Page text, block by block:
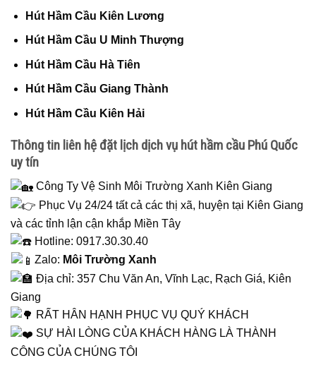
Hút Hầm Cầu Kiên Lương
Hút Hầm Cầu U Minh Thượng
Hút Hầm Cầu Hà Tiên
Hút Hầm Cầu Giang Thành
Hút Hầm Cầu Kiên Hải
Thông tin liên hệ đặt lịch dịch vụ hút hầm cầu Phú Quốc
uy tín
Công Ty Vệ Sinh Môi Trường Xanh Kiên Giang
Phục Vụ 24/24 tất cả các thị xã, huyện tại Kiên Giang
và các tỉnh lận cận khắp Miền Tây
Hotline: 0917.30.30.40
Zalo: Môi Trường Xanh
Địa chỉ: 357 Chu Văn An, Vĩnh Lạc, Rạch Giá, Kiên
Giang
RẤT HÂN HẠNH PHỤC VỤ QUÝ KHÁCH
SỰ HÀI LÒNG CỦA KHÁCH HÀNG LÀ THÀNH
CÔNG CỦA CHÚNG TÔI